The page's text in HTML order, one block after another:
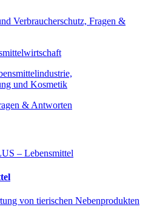
Verbraucherschutz, Fragen &
und Kosmetik
& Antworten
– Lebensmittel
von tierischen Nebenprodukten